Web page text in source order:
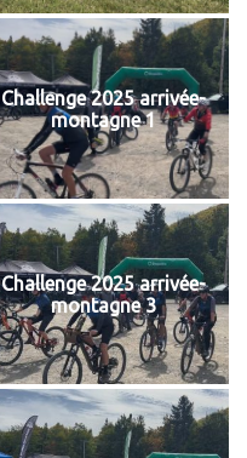
Challenge 2025 arrivée-
montagne 1
Challenge 2025 arrivée-
montagne 3